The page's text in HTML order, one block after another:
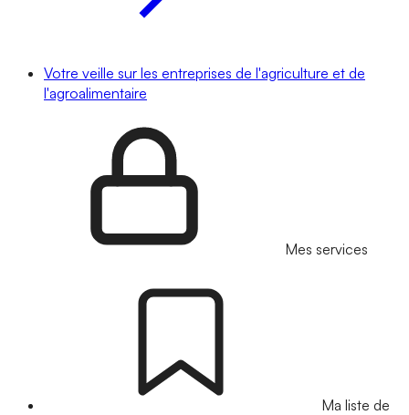
Votre veille sur les entreprises de l'agriculture et de
l'agroalimentaire
Mes services
Ma liste de